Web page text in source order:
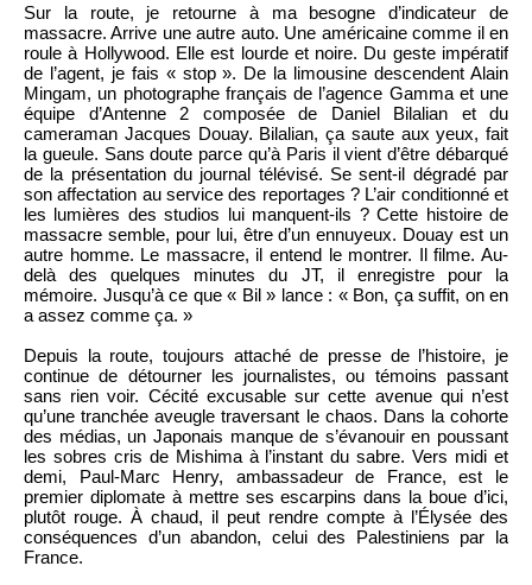
Sur la route, je retourne à ma besogne d’indicateur de
massacre. Arrive une autre auto. Une américaine comme il en
roule à Hollywood. Elle est lourde et noire. Du geste impératif
de l’agent, je fais « stop ». De la limousine descendent Alain
Mingam, un photographe français de l’agence Gamma et une
équipe d’Antenne 2 composée de Daniel Bilalian et du
cameraman Jacques Douay. Bilalian, ça saute aux yeux, fait
la gueule. Sans doute parce qu’à Paris il vient d’être débarqué
de la présentation du journal télévisé. Se sent-il dégradé par
son affectation au service des reportages ? L’air conditionné et
les lumières des studios lui manquent-ils ? Cette histoire de
massacre semble, pour lui, être d’un ennuyeux. Douay est un
autre homme. Le massacre, il entend le montrer. Il filme. Au-
delà des quelques minutes du JT, il enregistre pour la
mémoire. Jusqu’à ce que « Bil » lance : « Bon, ça suffit, on en
a assez comme ça. »
Depuis la route, toujours attaché de presse de l’histoire, je
continue de détourner les journalistes, ou témoins passant
sans rien voir. Cécité excusable sur cette avenue qui n’est
qu’une tranchée aveugle traversant le chaos. Dans la cohorte
des médias, un Japonais manque de s’évanouir en poussant
les sobres cris de Mishima à l’instant du sabre. Vers midi et
demi, Paul-Marc Henry, ambassadeur de France, est le
premier diplomate à mettre ses escarpins dans la boue d’ici,
plutôt rouge. À chaud, il peut rendre compte à l’Élysée des
conséquences d’un abandon, celui des Palestiniens par la
France.